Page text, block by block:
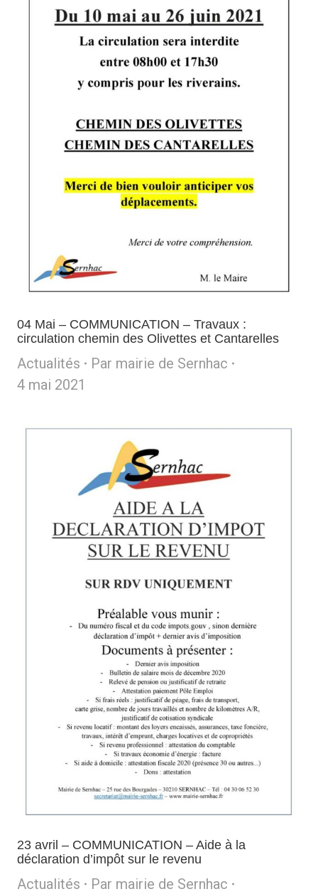
04 Mai – COMMUNICATION – Travaux :
circulation chemin des Olivettes et Cantarelles
Actualités Par mairie de Sernhac
4 mai 2021
23 avril – COMMUNICATION – Aide à la
déclaration d’impôt sur le revenu
Actualités Par mairie de Sernhac